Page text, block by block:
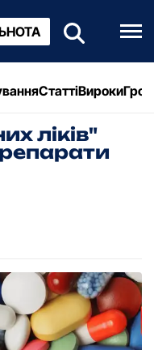
СтаттіВироки
ліків"